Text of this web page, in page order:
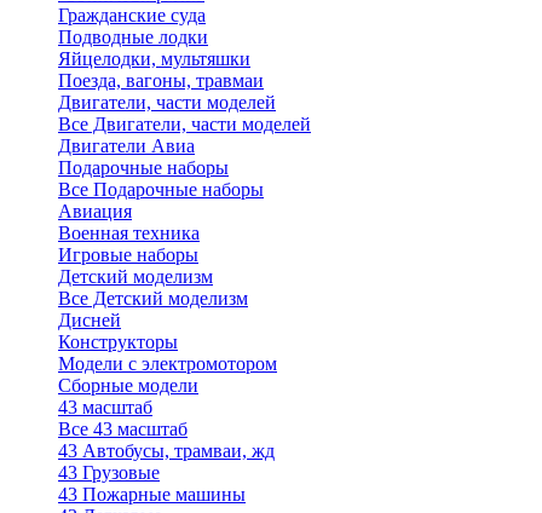
Гражданские суда
Подводные лодки
Яйцелодки, мультяшки
Поезда, вагоны, травмаи
Двигатели, части моделей
Все Двигатели, части моделей
Двигатели Авиа
Подарочные наборы
Все Подарочные наборы
Авиация
Военная техника
Игровые наборы
Детский моделизм
Все Детский моделизм
Дисней
Конструкторы
Модели с электромотором
Сборные модели
43 масштаб
Все 43 масштаб
43 Автобусы, трамваи, жд
43 Грузовые
43 Пожарные машины